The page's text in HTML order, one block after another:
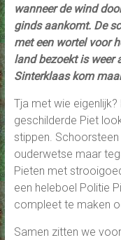
wanneer de wind
ginds aankomt. De
met een wortel voor
land bezoekt is weer
Sinterklaas kom
Tja met wie
geschilderde Piet
stippen.
ouderwetse maar
Pieten met
een heleboel Politie
compleet te maken
Samen zitten we